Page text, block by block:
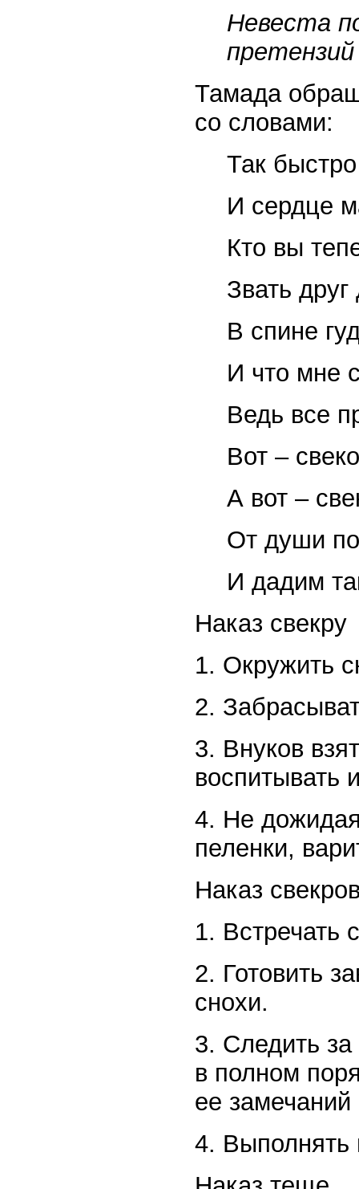
Невеста
Тамада
со словами:
Так
И сердце
Кто вы
Звать друг
В спине
И что мне
Ведь все
Вот –
А вот –
От души
И дадим
Наказ свекру
1. Окружить
2.
3. Внуков
воспитывать
4. Не
пеленки,
Наказ
1. Встречать
2. Готовить
снохи.
3. Следить
в полном
ее замечаний
4. Выполнять